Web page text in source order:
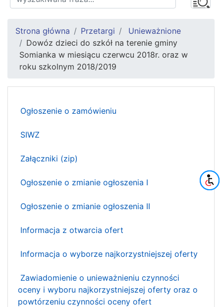
Strona główna Przetargi
Unieważnione
Dowóz dzieci do szkół na terenie gminy
Somianka w miesiącu czerwcu 2018r. oraz w
roku szkolnym 2018/2019
Ogłoszenie o zamówieniu
SIWZ
Załączniki (zip)
Ogłoszenie o zmianie ogłoszenia I
Ogłoszenie o zmianie ogłoszenia II
Informacja z otwarcia ofert
Informacja o wyborze najkorzystniejszej oferty
Zawiadomienie o unieważnieniu czynności
oceny i wyboru najkorzystniejszej oferty oraz o
powtórzeniu czynności oceny ofert